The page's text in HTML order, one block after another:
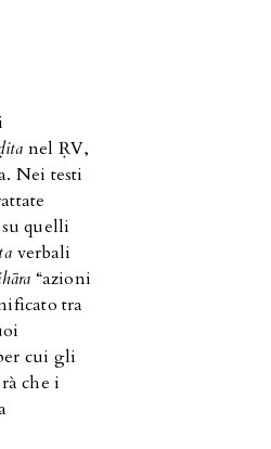
nel ṚV,
Nei testi
quelli
verbali
“azioni
tra
cui gli
che i